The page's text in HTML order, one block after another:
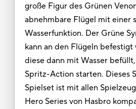
große Figur des Grünen
abnehmbare Flügel mit einer
Wasserfunktion. Der Grüne
kann an den Flügeln
diese dann mit Wasser
Spritz-Action starten. Dieses
Spielset ist mit allen
Hero Series von Hasbro